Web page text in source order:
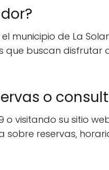
municipio de La
que buscan disfrutar
o
visitando su sitio
reservas,